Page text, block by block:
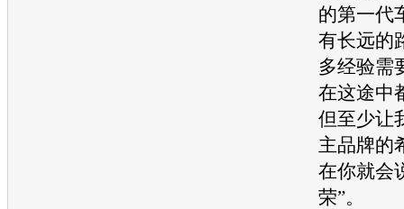
的第一代
有长远的
多经验需
在这途中
但至少让
主品牌的
在你就会
荣”。